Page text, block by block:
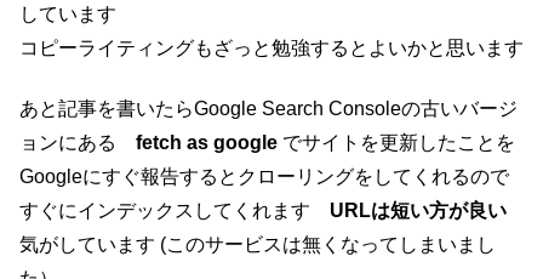
しています
コピーライティングもざっと勉強するとよいかと思います
あと記事を書いたらGoogle Search Consoleの古いバージ
ョンにある fetch as google でサイトを更新したことを
Googleにすぐ報告するとクローリングをしてくれるので
すぐにインデックスしてくれます URLは短い方が良い
気がしています (このサービスは無くなってしまいまし